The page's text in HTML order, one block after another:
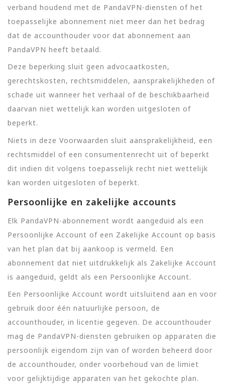
verband houdend met de PandaVPN-diensten of het
toepasselijke abonnement niet meer dan het bedrag
dat de accounthouder voor dat abonnement aan
PandaVPN heeft betaald.
Deze beperking sluit geen advocaatkosten,
gerechtskosten, rechtsmiddelen, aansprakelijkheden of
schade uit wanneer het verhaal of de beschikbaarheid
daarvan niet wettelijk kan worden uitgesloten of
beperkt.
Niets in deze Voorwaarden sluit aansprakelijkheid, een
rechtsmiddel of een consumentenrecht uit of beperkt
dit indien dit volgens toepasselijk recht niet wettelijk
kan worden uitgesloten of beperkt.
Persoonlijke en zakelijke accounts
Elk PandaVPN-abonnement wordt aangeduid als een
Persoonlijke Account of een Zakelijke Account op basis
van het plan dat bij aankoop is vermeld. Een
abonnement dat niet uitdrukkelijk als Zakelijke Account
is aangeduid, geldt als een Persoonlijke Account.
Een Persoonlijke Account wordt uitsluitend aan en voor
gebruik door één natuurlijke persoon, de
accounthouder, in licentie gegeven. De accounthouder
mag de PandaVPN-diensten gebruiken op apparaten die
persoonlijk eigendom zijn van of worden beheerd door
de accounthouder, onder voorbehoud van de limiet
voor gelijktijdige apparaten van het gekochte plan.